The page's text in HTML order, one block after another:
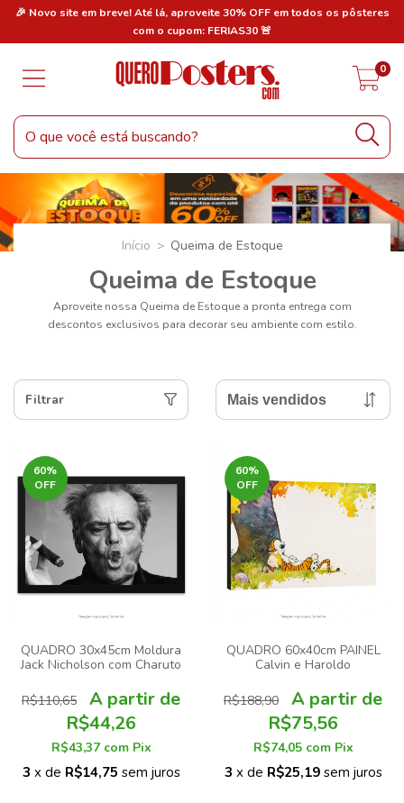
🎉 Novo site em breve! Até lá, aproveite 30% OFF em todos os pôsteres
com o cupom: FERIAS30 🚨
0
Início > Queima de Estoque
Queima de Estoque
Aproveite nossa Queima de Estoque a pronta entrega com
descontos exclusivos para decorar seu ambiente com estilo.
Filtrar
60%
OFF
QUADRO 30x45cm Moldura
Jack Nicholson com Charuto
R$110,65
R$44,26
R$43,37 com Pix
3 x de R$14,75 sem juros
60%
OFF
QUADRO 60x40cm PAINEL
Calvin e Haroldo
R$188,90
R$75,56
R$74,05 com Pix
3 x de R$25,19 sem juros